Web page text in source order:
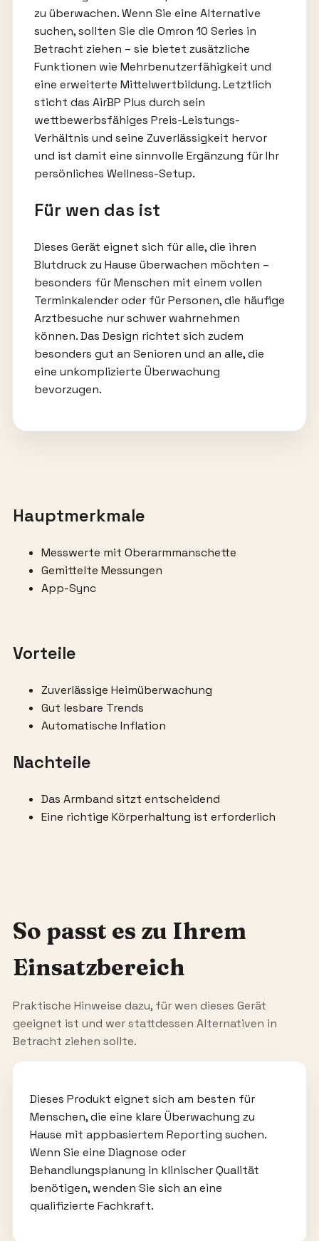
zu überwachen. Wenn Sie eine Alternative
suchen, sollten Sie die Omron 10 Series in
Betracht ziehen – sie bietet zusätzliche
Funktionen wie Mehrbenutzerfähigkeit und
eine erweiterte Mittelwertbildung. Letztlich
sticht das AirBP Plus durch sein
wettbewerbsfähiges Preis-Leistungs-
Verhältnis und seine Zuverlässigkeit hervor
und ist damit eine sinnvolle Ergänzung für Ihr
persönliches Wellness-Setup.
Für wen das ist
Dieses Gerät eignet sich für alle, die ihren
Blutdruck zu Hause überwachen möchten –
besonders für Menschen mit einem vollen
Terminkalender oder für Personen, die häufige
Arztbesuche nur schwer wahrnehmen
können. Das Design richtet sich zudem
besonders gut an Senioren und an alle, die
eine unkomplizierte Überwachung
bevorzugen.
Hauptmerkmale
Messwerte mit Oberarmmanschette
Gemittelte Messungen
App-Sync
Vorteile
Zuverlässige Heimüberwachung
Gut lesbare Trends
Automatische Inflation
Nachteile
Das Armband sitzt entscheidend
Eine richtige Körperhaltung ist erforderlich
So passt es zu Ihrem
Einsatzbereich
Praktische Hinweise dazu, für wen dieses Gerät
geeignet ist und wer stattdessen Alternativen in
Betracht ziehen sollte.
Dieses Produkt eignet sich am besten für
Menschen, die eine klare Überwachung zu
Hause mit appbasiertem Reporting suchen.
Wenn Sie eine Diagnose oder
Behandlungsplanung in klinischer Qualität
benötigen, wenden Sie sich an eine
qualifizierte Fachkraft.